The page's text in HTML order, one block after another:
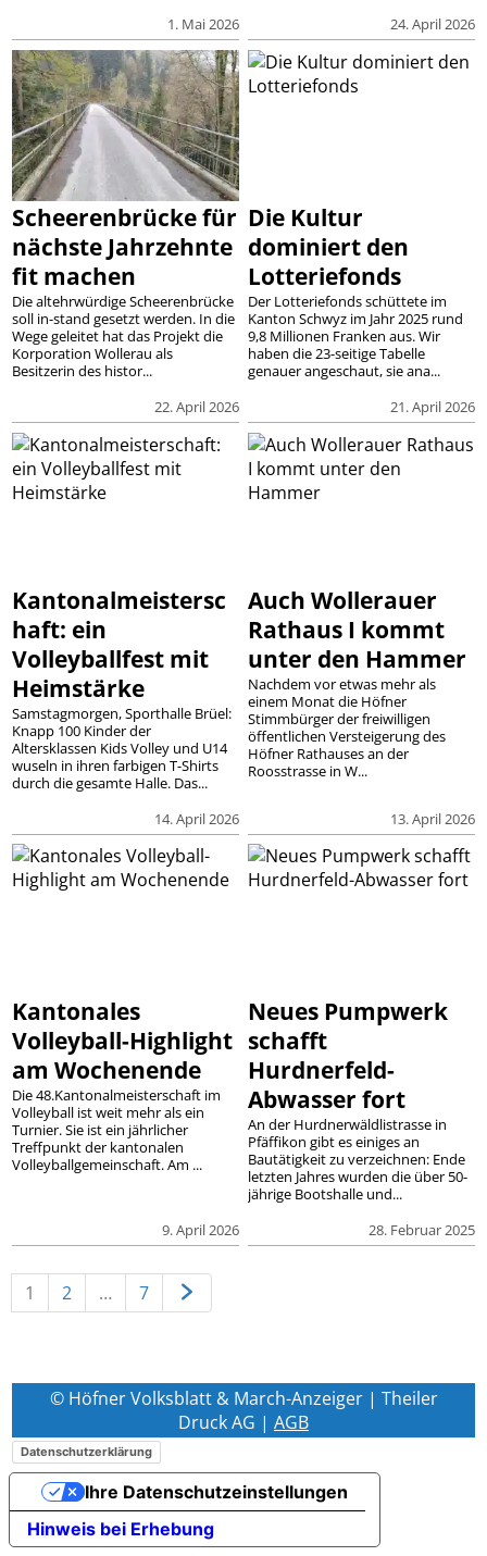
1. Mai 2026 24. April 2026
Scheerenbrücke für
nächste Jahrzehnte
fit machen
22. April 2026
Die altehrwürdige Scheerenbrücke
soll in-stand gesetzt werden. In die
Wege geleitet hat das Projekt die
Korporation Wollerau als
Besitzerin des histor...
Die Kultur
dominiert den
Lotteriefonds
21. April 2026
Der Lotteriefonds schüttete im
Kanton Schwyz im Jahr 2025 rund
9,8 Millionen Franken aus. Wir
haben die 23-seitige Tabelle
genauer angeschaut, sie ana...
Kantonalmeistersc
haft: ein
Volleyballfest mit
Heimstärke
14. April 2026
Samstagmorgen, Sporthalle Brüel:
Knapp 100 Kinder der
Altersklassen Kids Volley und U14
wuseln in ihren farbigen T-Shirts
durch die gesamte Halle. Das...
Auch Wollerauer
Rathaus I kommt
unter den Hammer
13. April 2026
Nachdem vor etwas mehr als
einem Monat die Höfner
Stimmbürger der freiwilligen
öffentlichen Versteigerung des
Höfner Rathauses an der
Roosstrasse in W...
Kantonales
Volleyball-Highlight
am Wochenende
9. April 2026
Die 48.Kantonalmeisterschaft im
Volleyball ist weit mehr als ein
Turnier. Sie ist ein jährlicher
Treffpunkt der kantonalen
Volleyballgemeinschaft. Am ...
Neues Pumpwerk
schafft
Hurdnerfeld-
Abwasser fort
28. Februar 2025
An der Hurdnerwäldlistrasse in
Pfäffikon gibt es einiges an
Bautätigkeit zu verzeichnen: Ende
letzten Jahres wurden die über 50-
jährige Bootshalle und...
1 2 … 7
© Höfner Volksblatt & March-Anzeiger | Theiler
Druck AG | AGB
Datenschutzerklärung
Hinweis bei Erhebung
Ihre Datenschutzeinstellungen